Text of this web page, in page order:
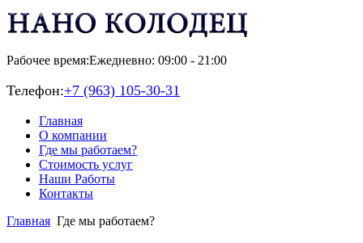
Рабочее время:Ежедневно: 09:00 - 21:00
Телефон:+7 (963) 105-30-31
Главная
О компании
Где мы работаем?
Стоимость услуг
Наши Работы
Контакты
Главная Где мы работаем?